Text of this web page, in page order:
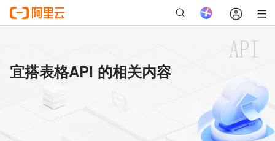
宜搭表格API 的相关内容